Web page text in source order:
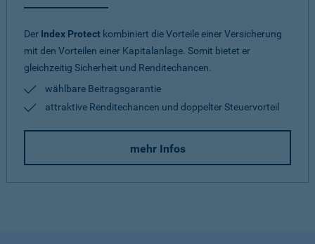
Der Index Protect kombiniert die Vorteile einer Versicherung
mit den Vorteilen einer Kapitalanlage. Somit bietet er
gleichzeitig Sicherheit und Renditechancen.
wählbare Beitragsgarantie
attraktive Renditechancen und doppelter Steuervorteil
mehr Infos